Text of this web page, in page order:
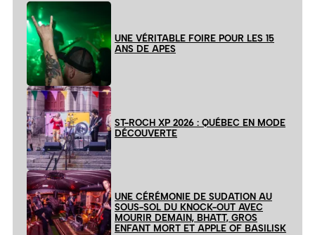
UNE VÉRITABLE FOIRE POUR LES 15
ANS DE APES
ST-ROCH XP 2026 : QUÉBEC EN MODE
DÉCOUVERTE
UNE CÉRÉMONIE DE SUDATION AU
SOUS-SOL DU KNOCK-OUT AVEC
MOURIR DEMAIN, BHATT, GROS
ENFANT MORT ET APPLE OF BASILISK